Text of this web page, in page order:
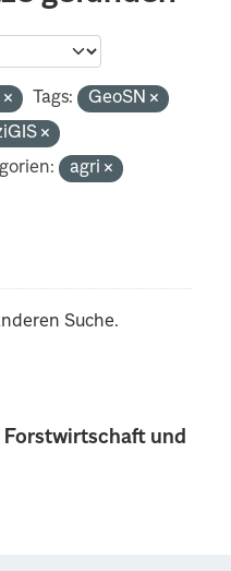
und
Tags:
GeoSN
agri
Suche.